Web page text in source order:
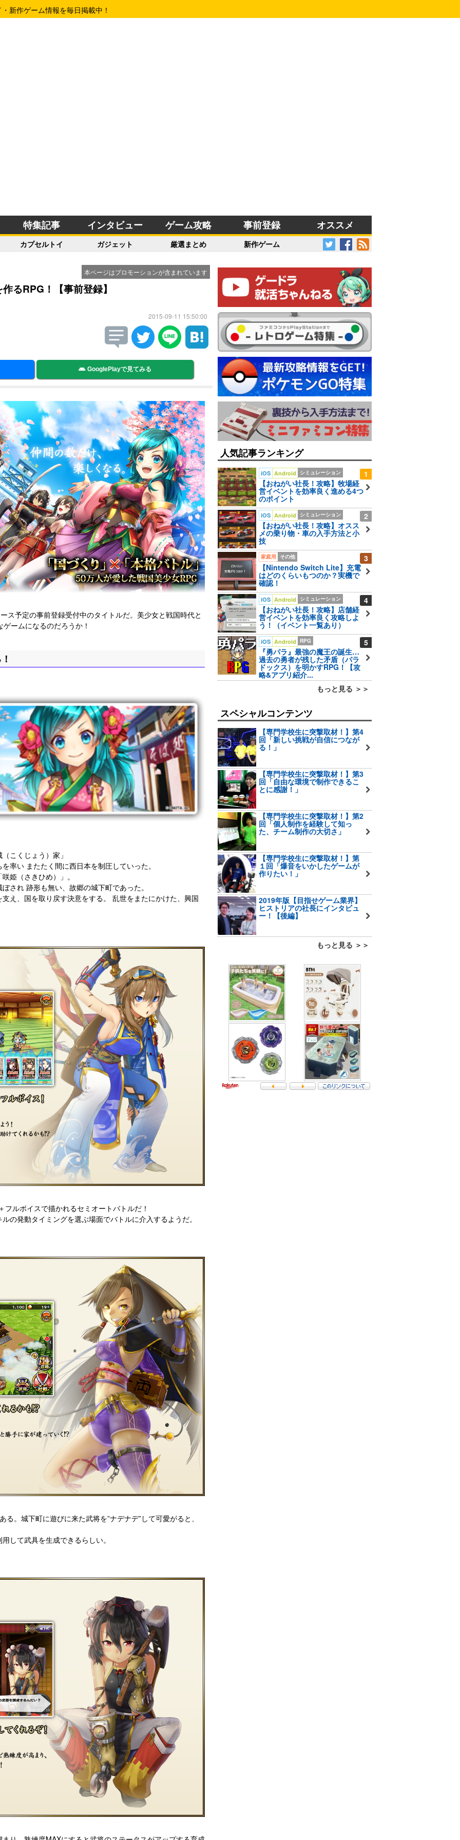
新作ゲーム情報を毎日掲載中！
特集記事 インタビュー ゲーム攻略 事前登録 オススメ
カプセルトイ ガジェット 厳選まとめ 新作ゲーム
本ページはプロモーションが含まれています
るRPG！【事前登録】
2015-09-11 15:50:00
GooglePlayで見てみる
ス予定の事前登録受付中のタイトルだ。美少女と戦国時代と
ームになるのだろうか！
こくじょう）家」
率い またたく間に西日本を制圧していった。
姫（さきひめ）」。
され 跡形も無い、故郷の城下町であった。
え、国を取り戻す決意をする。 乱世をまたにかけた、興国
ルボイスで描かれるセミオートバトルだ！
の発動タイミングを選ぶ場面でバトルに介入するようだ。
。城下町に遊びに来た武将を”ナデナデ”して可愛がると、
して武具を生成できるらしい。
人気記事ランキング
1
iOS Android シミュレーション
【おねがい社長！攻略】牧場経
営イベントを効率良く進める4つ
のポイント
2
iOS Android シミュレーション
【おねがい社長！攻略】オスス
メの乗り物・車の入手方法と小
技
3
家庭用 その他
【Nintendo Switch Lite】充電
はどのくらいもつのか？実機で
確認！
4
iOS Android シミュレーション
【おねがい社長！攻略】店舗経
営イベントを効率良く攻略しよ
う！（イベント一覧あり）
5
iOS Android RPG
『勇パラ』最強の魔王の誕生…
過去の勇者が残した矛盾（パラ
ドックス）を明かすRPG！【攻
略&アプリ紹介...
もっと見る ＞＞
スペシャルコンテンツ
【専門学校生に突撃取材！】第4
回「新しい挑戦が自信につなが
る！」
【専門学校生に突撃取材！】第3
回「自由な環境で制作できるこ
とに感謝！」
【専門学校生に突撃取材！】第2
回「個人制作を経験して知っ
た、チーム制作の大切さ」
【専門学校生に突撃取材！】第
１回「爆音をいかしたゲームが
作りたい！」
2019年版【目指せゲーム業界】
ヒストリアの社長にインタビュ
ー！【後編】
もっと見る ＞＞